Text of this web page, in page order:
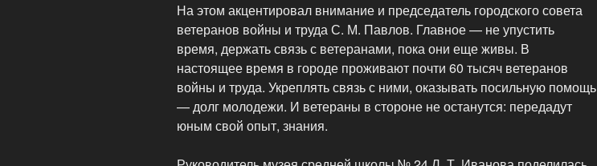
На этом акцентировал внимание и председатель городского совета
ветеранов войны и труда С. М. Павлов. Главное — не упустить
время, держать связь с ветеранами, пока они еще живы. В
настоящее время в городе проживают почти 60 тысяч ветеранов
войны и труда. Укреплять связь с ними, оказывать посильную помощь
— долг молодежи. И ветераны в стороне не останутся: передадут
юным свой опыт, знания.